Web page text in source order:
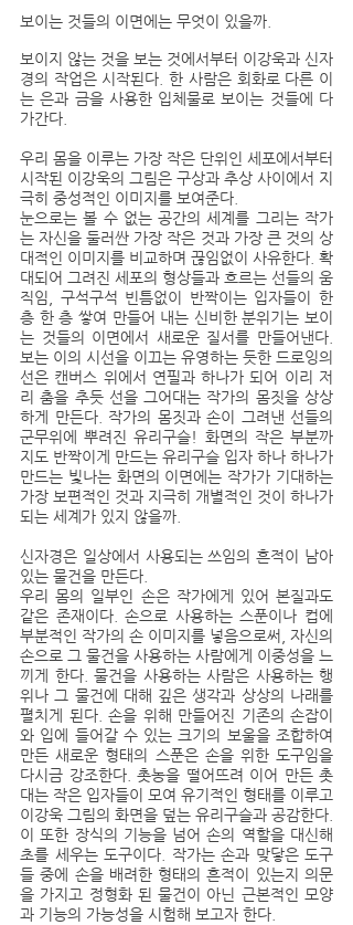
보이는 것들의 이면에는 무엇이 있을까.
보이지 않는 것을 보는 것에서부터 이강욱과 신자
경의 작업은 시작된다. 한 사람은 회화로 다른 이
는 은과 금을 사용한 입체물로 보이는 것들에 다
가간다.
우리 몸을 이루는 가장 작은 단위인 세포에서부터
시작된 이강욱의 그림은 구상과 추상 사이에서 지
극히 중성적인 이미지를 보여준다.
눈으로는 볼 수 없는 공간의 세계를 그리는 작가
는 자신을 둘러싼 가장 작은 것과 가장 큰 것의 상
대적인 이미지를 비교하며 끊임없이 사유한다. 확
대되어 그려진 세포의 형상들과 흐르는 선들의 움
직임, 구석구석 빈틈없이 반짝이는 입자들이 한
층 한 층 쌓여 만들어 내는 신비한 분위기는 보이
는 것들의 이면에서 새로운 질서를 만들어낸다.
보는 이의 시선을 이끄는 유영하는 듯한 드로잉의
선은 캔버스 위에서 연필과 하나가 되어 이리 저
리 춤을 추듯 선을 그어대는 작가의 몸짓을 상상
하게 만든다. 작가의 몸짓과 손이 그려낸 선들의
군무위에 뿌려진 유리구슬! 화면의 작은 부분까
지도 반짝이게 만드는 유리구슬 입자 하나 하나가
만드는 빛나는 화면의 이면에는 작가가 기대하는
가장 보편적인 것과 지극히 개별적인 것이 하나가
되는 세계가 있지 않을까.
신자경은 일상에서 사용되는 쓰임의 흔적이 남아
있는 물건을 만든다.
우리 몸의 일부인 손은 작가에게 있어 본질과도
같은 존재이다. 손으로 사용하는 스푼이나 컵에
부분적인 작가의 손 이미지를 넣음으로써, 자신의
손으로 그 물건을 사용하는 사람에게 이중성을 느
끼게 한다. 물건을 사용하는 사람은 사용하는 행
위나 그 물건에 대해 깊은 생각과 상상의 나래를
펼치게 된다. 손을 위해 만들어진 기존의 손잡이
와 입에 들어갈 수 있는 크기의 보울을 조합하여
만든 새로운 형태의 스푼은 손을 위한 도구임을
다시금 강조한다. 촛농을 떨어뜨려 이어 만든 촛
대는 작은 입자들이 모여 유기적인 형태를 이루고
이강욱 그림의 화면을 덮는 유리구슬과 공감한다.
이 또한 장식의 기능을 넘어 손의 역할을 대신해
초를 세우는 도구이다. 작가는 손과 맞닿은 도구
들 중에 손을 배려한 형태의 흔적이 있는지 의문
을 가지고 정형화 된 물건이 아닌 근본적인 모양
과 기능의 가능성을 시험해 보고자 한다.